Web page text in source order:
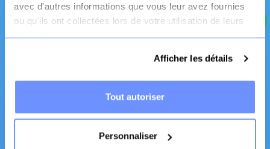
avec d'autres informations que vous leur avez fournies
ou qu'ils ont collectées lors de votre utilisation de leurs
services.
Afficher les détails
Tout autoriser
Personnaliser
Fabrication Française